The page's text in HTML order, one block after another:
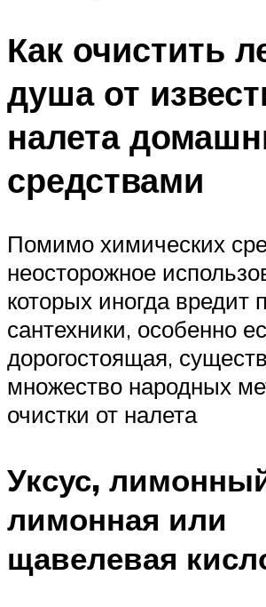
Как очистить
душа от
налета
средствами
Помимо химических
неосторожное
которых иногда вредит
сантехники, особенно
дорогостоящая,
множество народных
очистки от налета
Уксус,
лимонная или
щавелевая